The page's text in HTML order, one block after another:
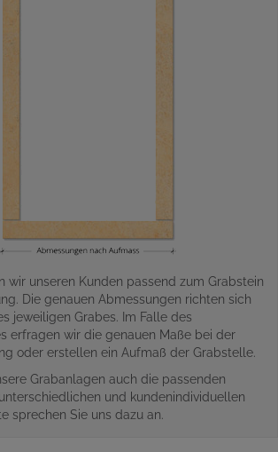
wir unseren Kunden passend zum Grabstein
Die genauen Abmessungen richten sich
jeweiligen Grabes. Im Falle des
erfragen wir die genauen Maße bei der
oder erstellen ein Aufmaß der Grabstelle.
Grabanlagen auch die passenden
und kundenindividuellen
sprechen Sie uns dazu an.